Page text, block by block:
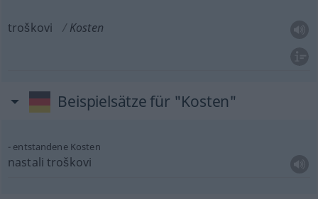
troškovi Kosten
Beispielsätze für "Kosten"
entstandene Kosten
nastali troškovi